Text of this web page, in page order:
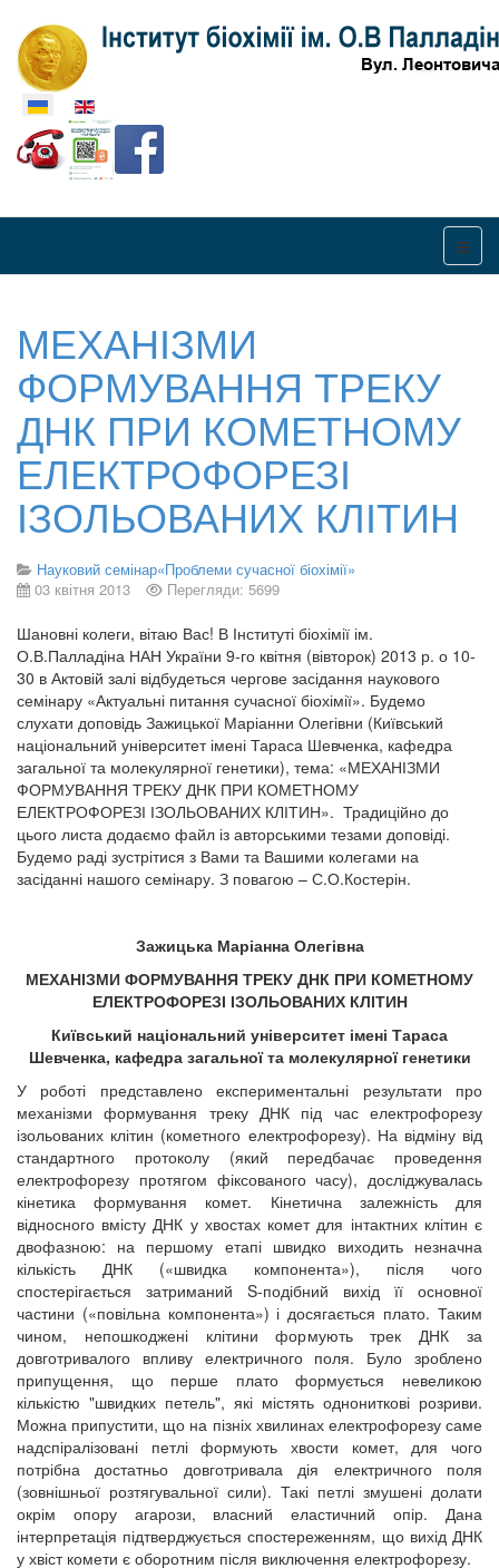
Оберіть свою мову
МЕХАНІЗМИ
ФОРМУВАННЯ ТРЕКУ
ДНК ПРИ КОМЕТНОМУ
ЕЛЕКТРОФОРЕЗІ
ІЗОЛЬОВАНИХ КЛІТИН
Науковий семінар«Проблеми сучасної біохімії»
03 квітня 2013
Перегляди: 5699
Шановні колеги, вітаю Вас! В Інституті біохімії ім.
О.В.Палладіна НАН України 9-го квітня (вівторок) 2013 р. о 10-
30 в Актовій залі відбудеться чергове засідання наукового
семінару «Актуальні питання сучасної біохімії». Будемо
слухати доповідь Зажицької Маріанни Олегівни (Київський
національний університет імені Тараса Шевченка, кафедра
загальної та молекулярної генетики), тема: «МЕХАНІЗМИ
ФОРМУВАННЯ ТРЕКУ ДНК ПРИ КОМЕТНОМУ
ЕЛЕКТРОФОРЕЗІ ІЗОЛЬОВАНИХ КЛІТИН». Традиційно до
цього листа додаємо файл із авторськими тезами доповіді.
Будемо раді зустрітися з Вами та Вашими колегами на
засіданні нашого семінару. З повагою – С.О.Костерін.
Зажицька Маріанна Олегівна
МЕХАНІЗМИ ФОРМУВАННЯ ТРЕКУ ДНК ПРИ КОМЕТНОМУ
ЕЛЕКТРОФОРЕЗІ ІЗОЛЬОВАНИХ КЛІТИН
Київський національний університет імені Тараса
Шевченка, кафедра загальної та молекулярної генетики
У роботі представлено експериментальні результати про
механізми формування треку ДНК під час електрофорезу
ізольованих клітин (кометного електрофорезу). На відміну від
стандартного протоколу (який передбачає проведення
електрофорезу протягом фіксованого часу), досліджувалась
кінетика формування комет. Кінетична залежність для
відносного вмісту ДНК у хвостах комет для інтактних клітин є
двофазною: на першому етапі швидко виходить незначна
кількість ДНК («швидка компонента»), після чого
спостерігається затриманий S-подібний вихід її основної
частини («повільна компонента») і досягається плато. Таким
чином, непошкоджені клітини формують трек ДНК за
довготривалого впливу електричного поля. Було зроблено
припущення, що перше плато формується невеликою
кількістю "швидких петель", які містять однониткові розриви.
Можна припустити, що на пізніх хвилинах електрофорезу саме
надспіралізовані петлі формують хвости комет, для чого
потрібна достатньо довготривала дія електричного поля
(зовнішньої розтягувальної сили). Такі петлі змушені долати
окрім опору агарози, власний еластичний опір. Дана
інтерпретація підтверджується спостереженням, що вихід ДНК
у хвіст комети є оборотним після виключення електрофорезу.